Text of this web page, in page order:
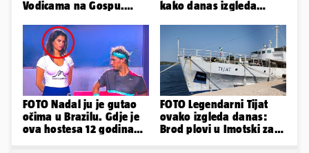
Vodicama na Gospu.
'Neprimjereno'
kako danas izgleda
FOTO Nadal ju je gutao
očima u Brazilu. Gdje je
ova hostesa 12 godina
FOTO Legendarni Tijat
ovako izgleda danas:
Brod plovi u Imotski za